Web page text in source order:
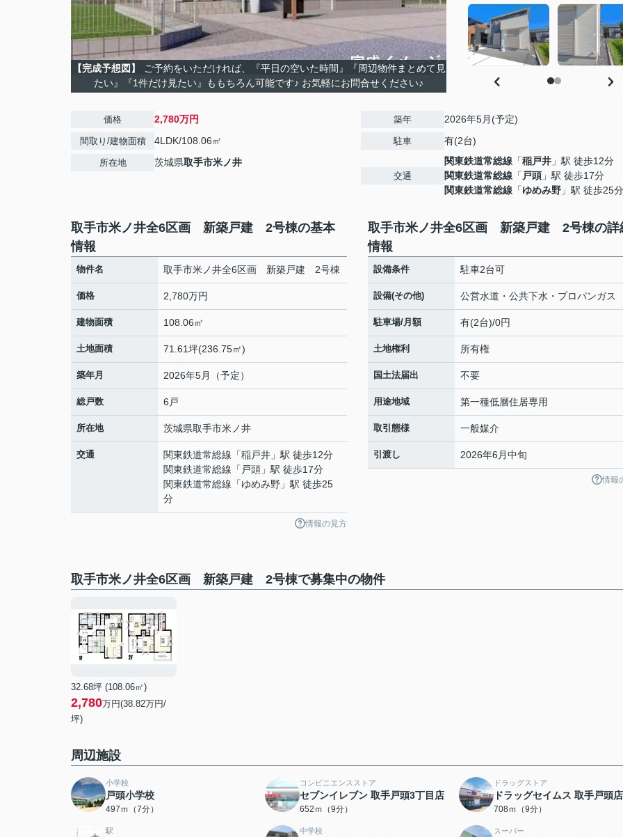
【完成予想図】
ご予約をいただければ、『平日の空いた時間』『周辺物件まとめて見
たい』『1件だけ見たい』ももちろん可能です♪ お気軽にお問合せください♪
価格 2,780万円
間取り/建物面積 4LDK/108.06㎡
所在地 茨城県取手市米ノ井
築年 2026年5月(予定)
駐車 有(2台)
交通
関東鉄道常総線 「稲戸井 」駅 徒歩12分
関東鉄道常総線 「 戸頭 」駅 徒歩17分
関東鉄道常総線 「ゆめみ野 」駅 徒歩25分
取手市米ノ井全6区画 新築戸建 2号棟の基本
情報
物件名 取手市米ノ井全6区画 新築戸建 2号棟
価格 2,780万円
建物面積 108.06㎡
土地面積 71.61坪(236.75㎡)
築年月 2026年5月（予定）
総戸数 6戸
所在地 茨城県取手市米ノ井
交通 関東鉄道常総線 「稲戸井 」駅 徒歩12分
関東鉄道常総線 「 戸頭 」駅 徒歩17分
関東鉄道常総線 「ゆめみ野 」駅 徒歩25
分
情報の見方
取手市米ノ井全6区画 新築戸建 2号棟の詳
情報
設備条件 駐車2台可
設備(その他) 公営水道・公共下水・プロパンガス
駐車場/月額 有(2台)/0円
土地権利 所有権
国土法届出 不要
用途地域 第一種低層住居専用
取引態様 一般媒介
引渡し 2026年6月中旬
情報
取手市米ノ井全6区画 新築戸建 2号棟で募集中の物件
32.68坪 (108.06㎡)
2,780万円(38.82万円/
坪)
周辺施設
小学校
戸頭小学校
497ｍ（7分）
コンビニエンスストア
セブンイレブン 取手戸頭3丁目店
652ｍ（9分）
ドラッグストア
ドラッグセイムス 取手戸頭店
708ｍ（9分）
駅 中学校 スーパー